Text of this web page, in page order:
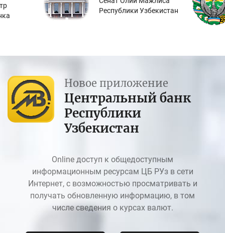
Республики Узбекистан
Новое приложение
Центральный банк
Республики
Узбекистан
Online доступ к общедоступным
информационным ресурсам ЦБ РУз в сети
Интернет, с возможностью просматривать и
получать обновленную информацию, в том
числе сведения о курсах валют.